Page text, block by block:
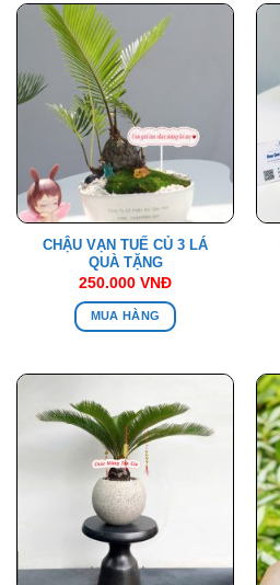
CHẬU VẠN TUẾ CỦ 3 LÁ
QUÀ TẶNG
250.000 VNĐ
MUA HÀNG